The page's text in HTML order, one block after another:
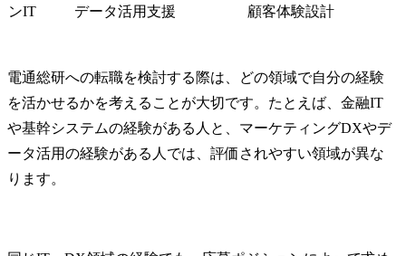
ンIT
データ活用支援
顧客体験設計
電通総研への転職を検討する際は、どの領域で自分の経験
を活かせるかを考えることが大切です。たとえば、金融IT
や基幹システムの経験がある人と、マーケティングDXやデ
ータ活用の経験がある人では、評価されやすい領域が異な
ります。